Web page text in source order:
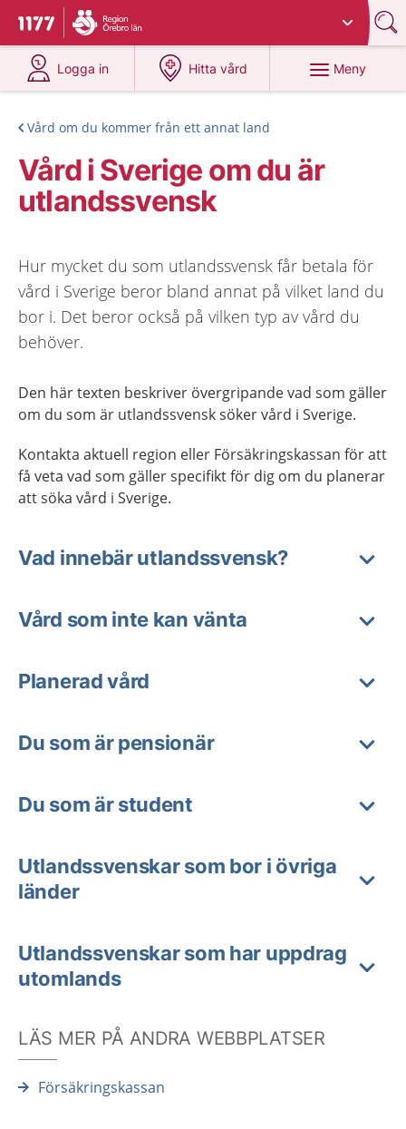
Till startsidan för 1177
Du har valt region
Logga in
på 1177.se
Hitta vård
på 1177.se
Meny
Vård om du kommer från ett annat land
Vård i Sverige om du är
utlandssvensk
Hur mycket du som utlandssvensk får betala för
vård i Sverige beror bland annat på vilket land du
bor i. Det beror också på vilken typ av vård du
behöver.
Den här texten beskriver övergripande vad som gäller
om du som är utlandssvensk söker vård i Sverige.
Kontakta aktuell region eller Försäkringskassan för att
få veta vad som gäller specifikt för dig om du planerar
att söka vård i Sverige.
Vad innebär utlandssvensk?
Vård som inte kan vänta
Planerad vård
Du som är pensionär
Du som är student
Utlandssvenskar som bor i övriga
länder
Utlandssvenskar som har uppdrag
utomlands
LÄS MER PÅ ANDRA WEBBPLATSER
Försäkringskassan